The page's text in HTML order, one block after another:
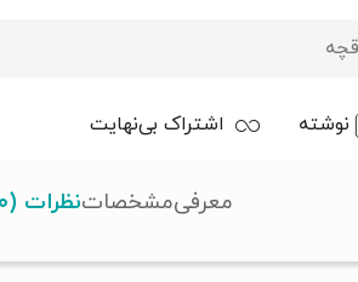
نوشته اشتراک بی‌نهایت
معرفیمشخصاتنظرات (۰)